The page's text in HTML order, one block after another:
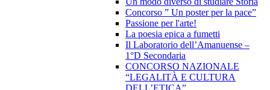
Concorso ” Un poster per la pace”
Passione per l'arte!
La poesia epica a fumetti
Il Laboratorio dell’Amanuense –
1°D Secondaria
CONCORSO NAZIONALE
“LEGALITÀ E CULTURA